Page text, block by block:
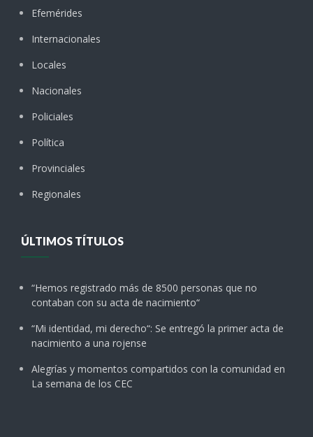
Efemérides
Internacionales
Locales
Nacionales
Policiales
Política
Provinciales
Regionales
ÚLTIMOS TÍTULOS
“Hemos registrado más de 8500 personas que no
contaban con su acta de nacimiento“
“Mi identidad, mi derecho“: Se entregó la primer acta de
nacimiento a una rojense
Alegrías y momentos compartidos con la comunidad en
La semana de los CEC